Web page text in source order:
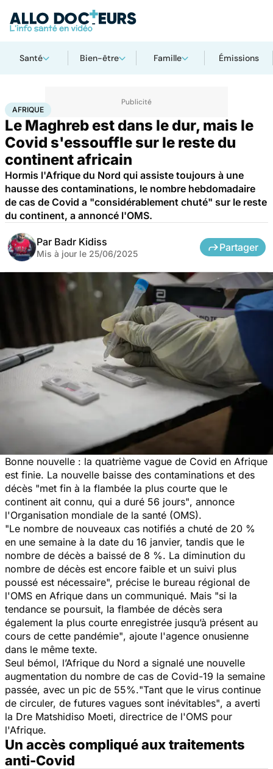
Santé Bien-être Famille Émissions
AccueilSanté Maladies infectieuses
AFRIQUE
Le Maghreb est dans le dur, mais le
Covid s'essouffle sur le reste du
continent africain
Hormis l'Afrique du Nord qui assiste toujours à une
hausse des contaminations, le nombre hebdomadaire
de cas de Covid a "considérablement chuté" sur le reste
du continent, a annoncé l'OMS.
Par Badr Kidiss
Mis à jour le 25/06/2025
Partager
Bonne nouvelle : la quatrième vague de Covid en Afrique
est finie. La nouvelle baisse des contaminations et des
décès "met fin à la flambée la plus courte que le
continent ait connu, qui a duré 56 jours", annonce
l'Organisation mondiale de la santé (OMS).
"Le nombre de nouveaux cas notifiés a chuté de 20 %
en une semaine à la date du 16 janvier, tandis que le
nombre de décès a baissé de 8 %. La diminution du
nombre de décès est encore faible et un suivi plus
poussé est nécessaire", précise le bureau régional de
l'OMS en Afrique dans un communiqué. Mais "si la
tendance se poursuit, la flambée de décès sera
également la plus courte enregistrée jusqu’à présent au
cours de cette pandémie", ajoute l'agence onusienne
dans le même texte.
Seul bémol, l’Afrique du Nord a signalé une nouvelle
augmentation du nombre de cas de Covid-19 la semaine
passée, avec un pic de 55%."Tant que le virus continue
de circuler, de futures vagues sont inévitables", a averti
la Dre Matshidiso Moeti, directrice de l'OMS pour
l'Afrique.
Un accès compliqué aux traitements
anti-Covid